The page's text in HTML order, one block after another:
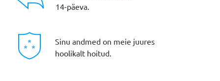
14-päeva.
Sinu andmed on meie juures
hoolikalt hoitud.